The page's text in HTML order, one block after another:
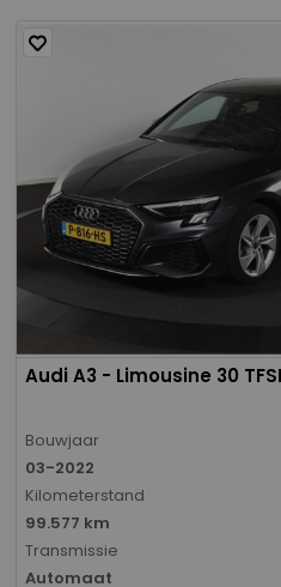
Audi A3 - Limousine 30
Bouwjaar
03-2022
Kilometerstand
99.577 km
Transmissie
Automaat